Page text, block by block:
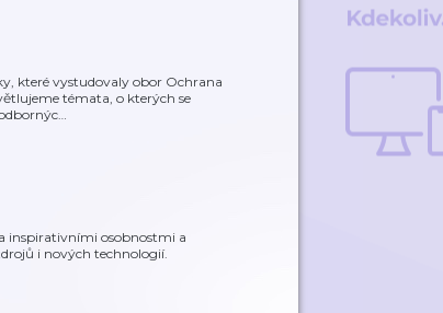
které vystudovaly obor Ochrana
témata, o kterých se
…
inspirativními osobnostmi a
i nových technologií.